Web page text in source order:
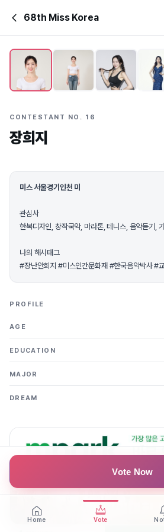
68th Miss Korea
CONTESTANT NO. 16
장희지
미스 서울경기인천 미
관심사
한복디자인, 창작국악, 마라톤, 테니스, 음악듣기,
나의 해시태그
#장난안희지 #미스인간문화재 #한국음악박사 #
PROFILE
AGE
EDUCATION
MAJOR
DREAM
Vote Now
Home Vote